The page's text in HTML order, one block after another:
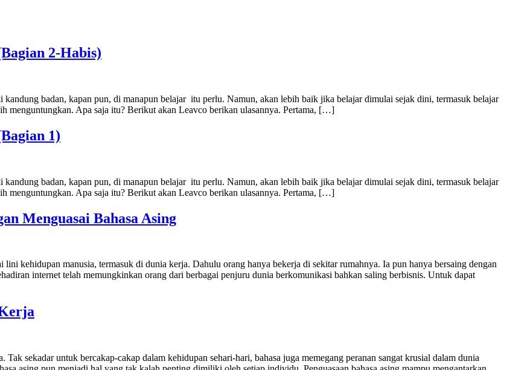
2-Habis)
kandung badan, kapan pun, di manapun belajar itu perlu. Namun, akan lebih baik jika belajar dimulai sejak dini, termasuk belajar
menguntungkan. Apa saja itu? Berikut akan Leavco berikan ulasannya. Pertama, […]
1)
kandung badan, kapan pun, di manapun belajar itu perlu. Namun, akan lebih baik jika belajar dimulai sejak dini, termasuk belajar
menguntungkan. Apa saja itu? Berikut akan Leavco berikan ulasannya. Pertama, […]
Menguasai Bahasa Asing
kehidupan manusia, termasuk di dunia kerja. Dahulu orang hanya bekerja di sekitar rumahnya. Ia pun hanya bersaing dengan
internet telah memungkinkan orang dari berbagai penjuru dunia berkomunikasi bahkan saling berbisnis. Untuk dapat
sekadar untuk bercakap-cakap dalam kehidupan sehari-hari, bahasa juga memegang peranan sangat krusial dalam dunia